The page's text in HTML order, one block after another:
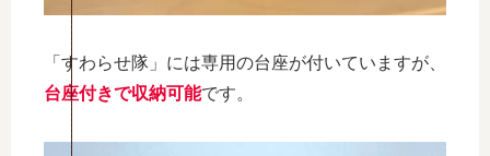
「すわらせ隊」には専用の台座が付いていますが、
台座付きで収納可能です。